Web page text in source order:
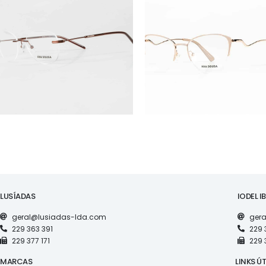
AS1126
LUSÍADAS
geral@lusiadas-lda.com
229 363 391
229 377 171
IODEL
229
229
MARCAS LINKS